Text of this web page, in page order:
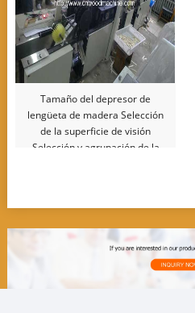
Tamaño del depresor de
lengüeta de madera Selección
de la superficie de visión
Selección y agrupación de la